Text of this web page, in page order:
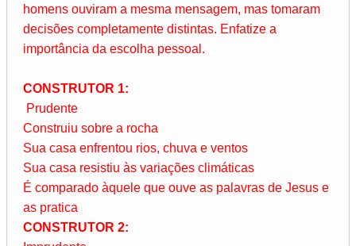
homens ouviram a mesma mensagem, mas tomaram
decisões completamente distintas. Enfatize a
importância da escolha pessoal.
CONSTRUTOR 1:
Prudente
Construiu sobre a rocha
Sua casa enfrentou rios, chuva e ventos
Sua casa resistiu às variações climáticas
É comparado àquele que ouve as palavras de Jesus e
as pratica
CONSTRUTOR 2: